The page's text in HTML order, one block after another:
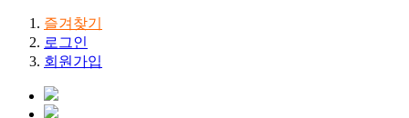
즐겨찾기
로그인
회원가입